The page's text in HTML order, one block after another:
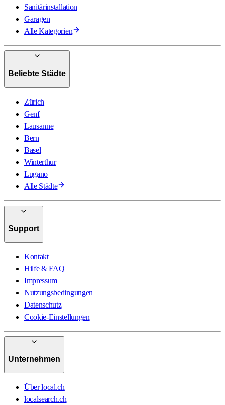
Sanitärinstallation
Garagen
Alle Kategorien
Beliebte Städte
Zürich
Genf
Lausanne
Bern
Basel
Winterthur
Lugano
Alle Städte
Support
Kontakt
Hilfe & FAQ
Impressum
Nutzungsbedingungen
Datenschutz
Cookie-Einstellungen
Unternehmen
Über local.ch
localsearch.ch